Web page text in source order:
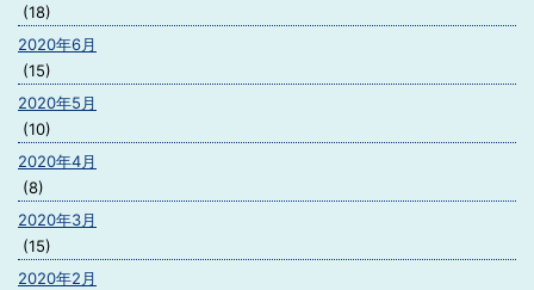
(18)
2020年6月
(15)
2020年5月
(10)
2020年4月
(8)
2020年3月
(15)
2020年2月